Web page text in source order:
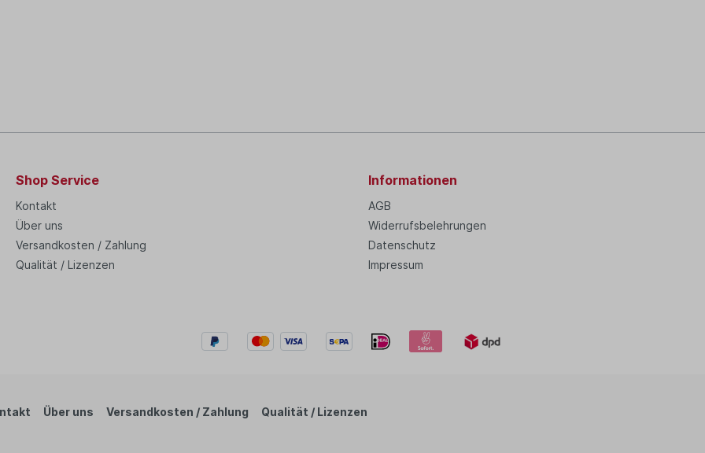
Shop Service
Kontakt
Über uns
Versandkosten / Zahlung
Qualität / Lizenzen
Informationen
AGB
Widerrufsbelehrungen
Datenschutz
Impressum
Über uns Versandkosten / Zahlung Qualität / Lizenzen